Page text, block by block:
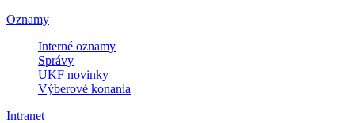
Oznamy
Interné oznamy
Správy
UKF novinky
Výberové konania
Intranet